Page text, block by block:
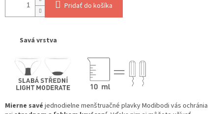
Pridať do košíka
Savá vrstva
Mierne savé jednodielne menštruačné plavky Modibodi vás ochránia